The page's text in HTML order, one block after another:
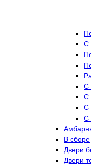
C
С
С
С
С
В сборе
Двери
Двери